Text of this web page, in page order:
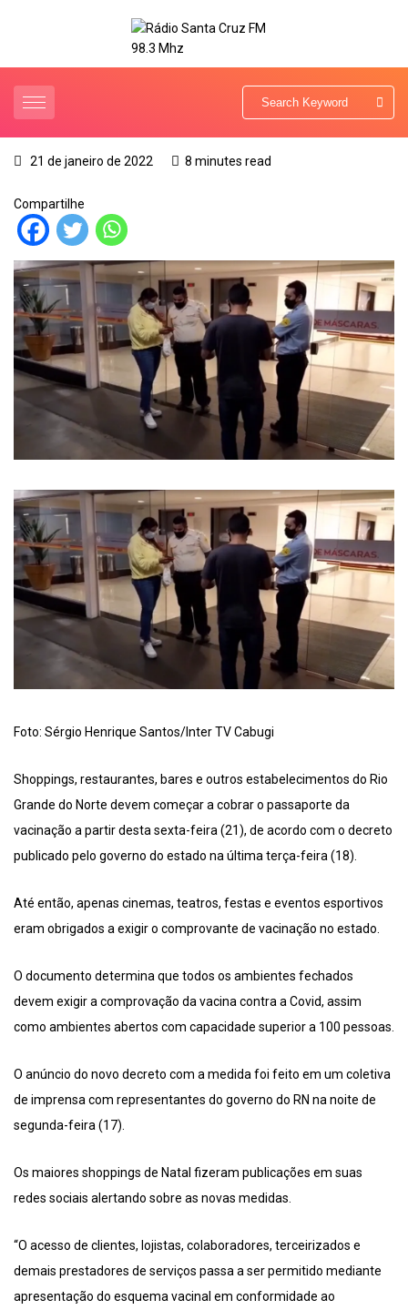
21 de janeiro de 2022 8 minutes read
Compartilhe
Foto: Sérgio Henrique Santos/Inter TV Cabugi
Shoppings, restaurantes, bares e outros estabelecimentos do Rio
Grande do Norte devem começar a cobrar o passaporte da
vacinação a partir desta sexta-feira (21), de acordo com o decreto
publicado pelo governo do estado na última terça-feira (18).
Até então, apenas cinemas, teatros, festas e eventos esportivos
eram obrigados a exigir o comprovante de vacinação no estado.
O documento determina que todos os ambientes fechados
devem exigir a comprovação da vacina contra a Covid, assim
como ambientes abertos com capacidade superior a 100 pessoas.
O anúncio do novo decreto com a medida foi feito em um coletiva
de imprensa com representantes do governo do RN na noite de
segunda-feira (17).
Os maiores shoppings de Natal fizeram publicações em suas
redes sociais alertando sobre as novas medidas.
“O acesso de clientes, lojistas, colaboradores, terceirizados e
demais prestadores de serviços passa a ser permitido mediante
apresentação do esquema vacinal em conformidade ao